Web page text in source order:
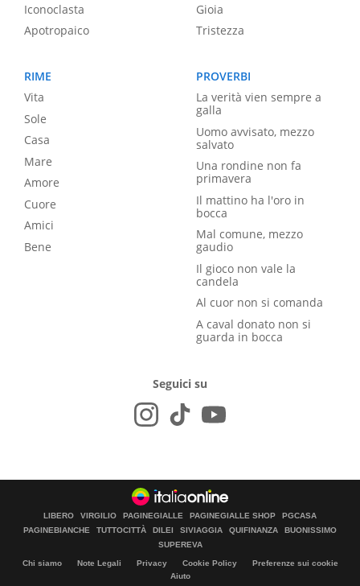
Iconoclasta
Apotropaico
Gioia
Tristezza
RIME
Vita
Sole
Casa
Mare
Amore
Cuore
Amici
Bene
PROVERBI
La verità vien sempre a
galla
Uomo avvisato, mezzo
salvato
Una rondine non fa
primavera
Il mattino ha l'oro in
bocca
Mal comune, mezzo
gaudio
Il gioco non vale la
candela
Al cuor non si comanda
A caval donato non si
guarda in bocca
Seguici su
LIBERO VIRGILIO PAGINEGIALLE PAGINEGIALLE SHOP
PGCASA
PAGINEBIANCHE
TUTTOCITTÀ DILEI SIVIAGGIA QUIFINANZA
BUONISSIMO
SUPEREVA
Chi siamo Note Legali Privacy Cookie Policy
Preferenze sui cookie
Aiuto